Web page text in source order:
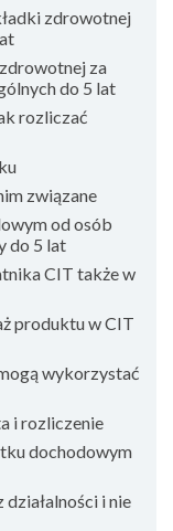
zdrowotnej
za
do 5 lat
rozliczać
związane
od osób
do 5 lat
CIT także w
produktu w CIT
wykorzystać
i rozliczenie
dochodowym
działalności i nie